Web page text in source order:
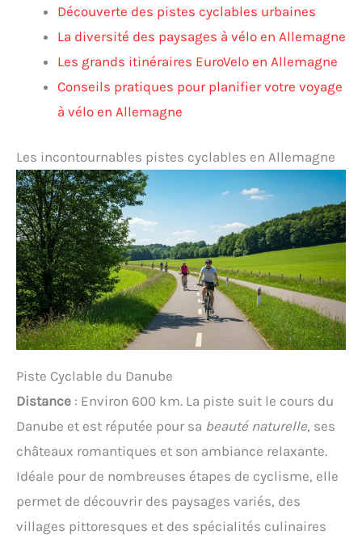
Découverte des pistes cyclables urbaines
La diversité des paysages à vélo en Allemagne
Les grands itinéraires EuroVelo en Allemagne
Conseils pratiques pour planifier votre voyage
à vélo en Allemagne
Les incontournables pistes cyclables en Allemagne
Piste Cyclable du Danube
Distance : Environ 600 km. La piste suit le cours du
Danube et est réputée pour sa beauté naturelle, ses
châteaux romantiques et son ambiance relaxante.
Idéale pour de nombreuses étapes de cyclisme, elle
permet de découvrir des paysages variés, des
villages pittoresques et des spécialités culinaires